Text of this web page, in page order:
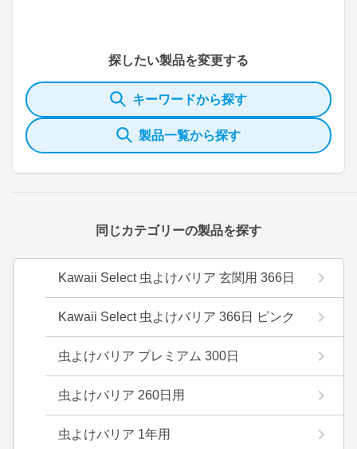
探したい製品を変更する
キーワードから探す
製品一覧から探す
同じカテゴリーの製品を探す
Kawaii Select 虫よけバリア 玄関用 366日
Kawaii Select 虫よけバリア 366日 ピンク
虫よけバリア プレミアム 300日
虫よけバリア 260日用
虫よけバリア 1年用